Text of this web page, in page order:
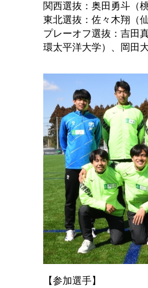
関西選抜：奥田勇斗（
東北選抜：佐々木翔（
プレーオフ選抜：吉田
環太平洋大学）、岡田
【参加選手】